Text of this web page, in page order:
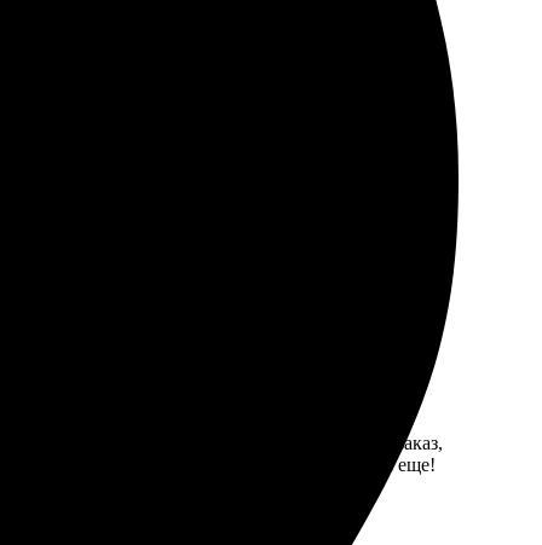
выбрала нужный формат и загрузила фотографии.
Цвета яркие, а рамка выглядит стильно.
и выбрал рамку. Оперативно подтвердили заказ,
выглядит отлично. Обязательно вернусь еще!